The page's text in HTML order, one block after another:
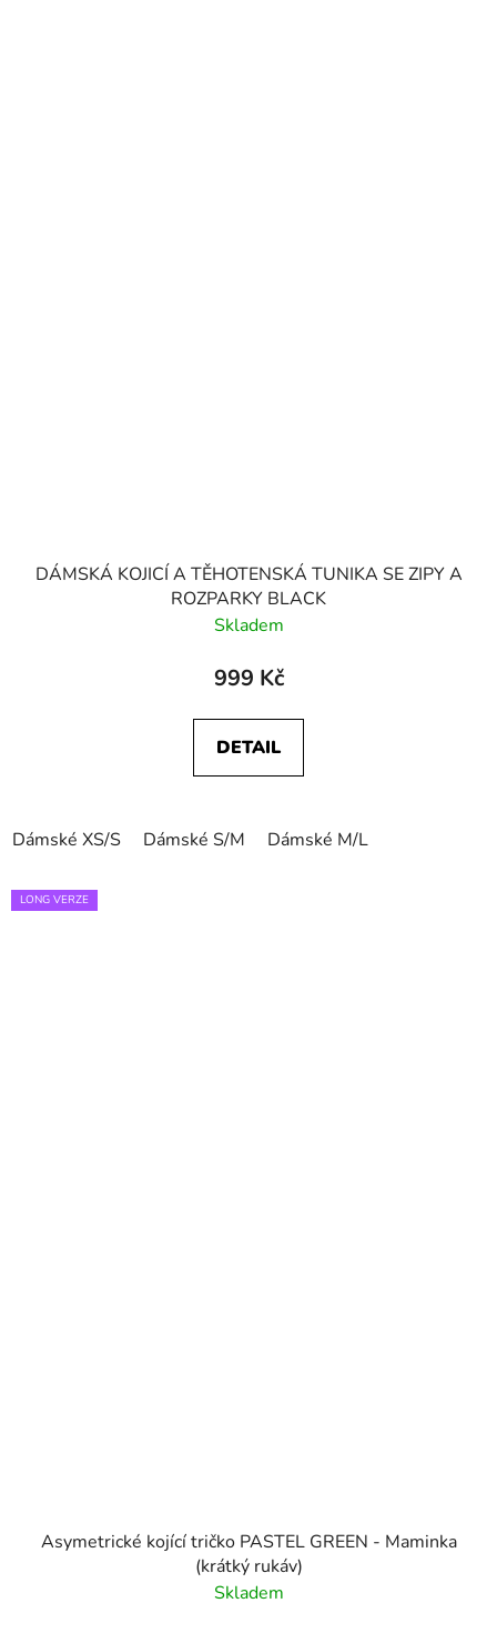
DÁMSKÁ KOJICÍ A TĚHOTENSKÁ TUNIKA SE ZIPY A
ROZPARKY BLACK
Skladem
999 Kč
DETAIL
Dámské XS/S Dámské S/M Dámské M/L
LONG VERZE
Asymetrické kojící tričko PASTEL GREEN - Maminka
(krátký rukáv)
Skladem